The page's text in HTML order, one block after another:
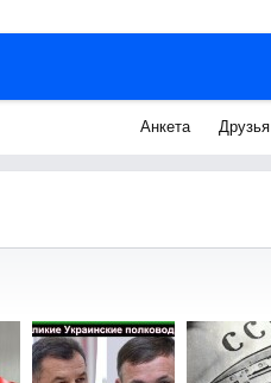
Анкета Друзья